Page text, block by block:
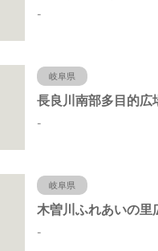
-
岐阜県
-
岐阜県
-